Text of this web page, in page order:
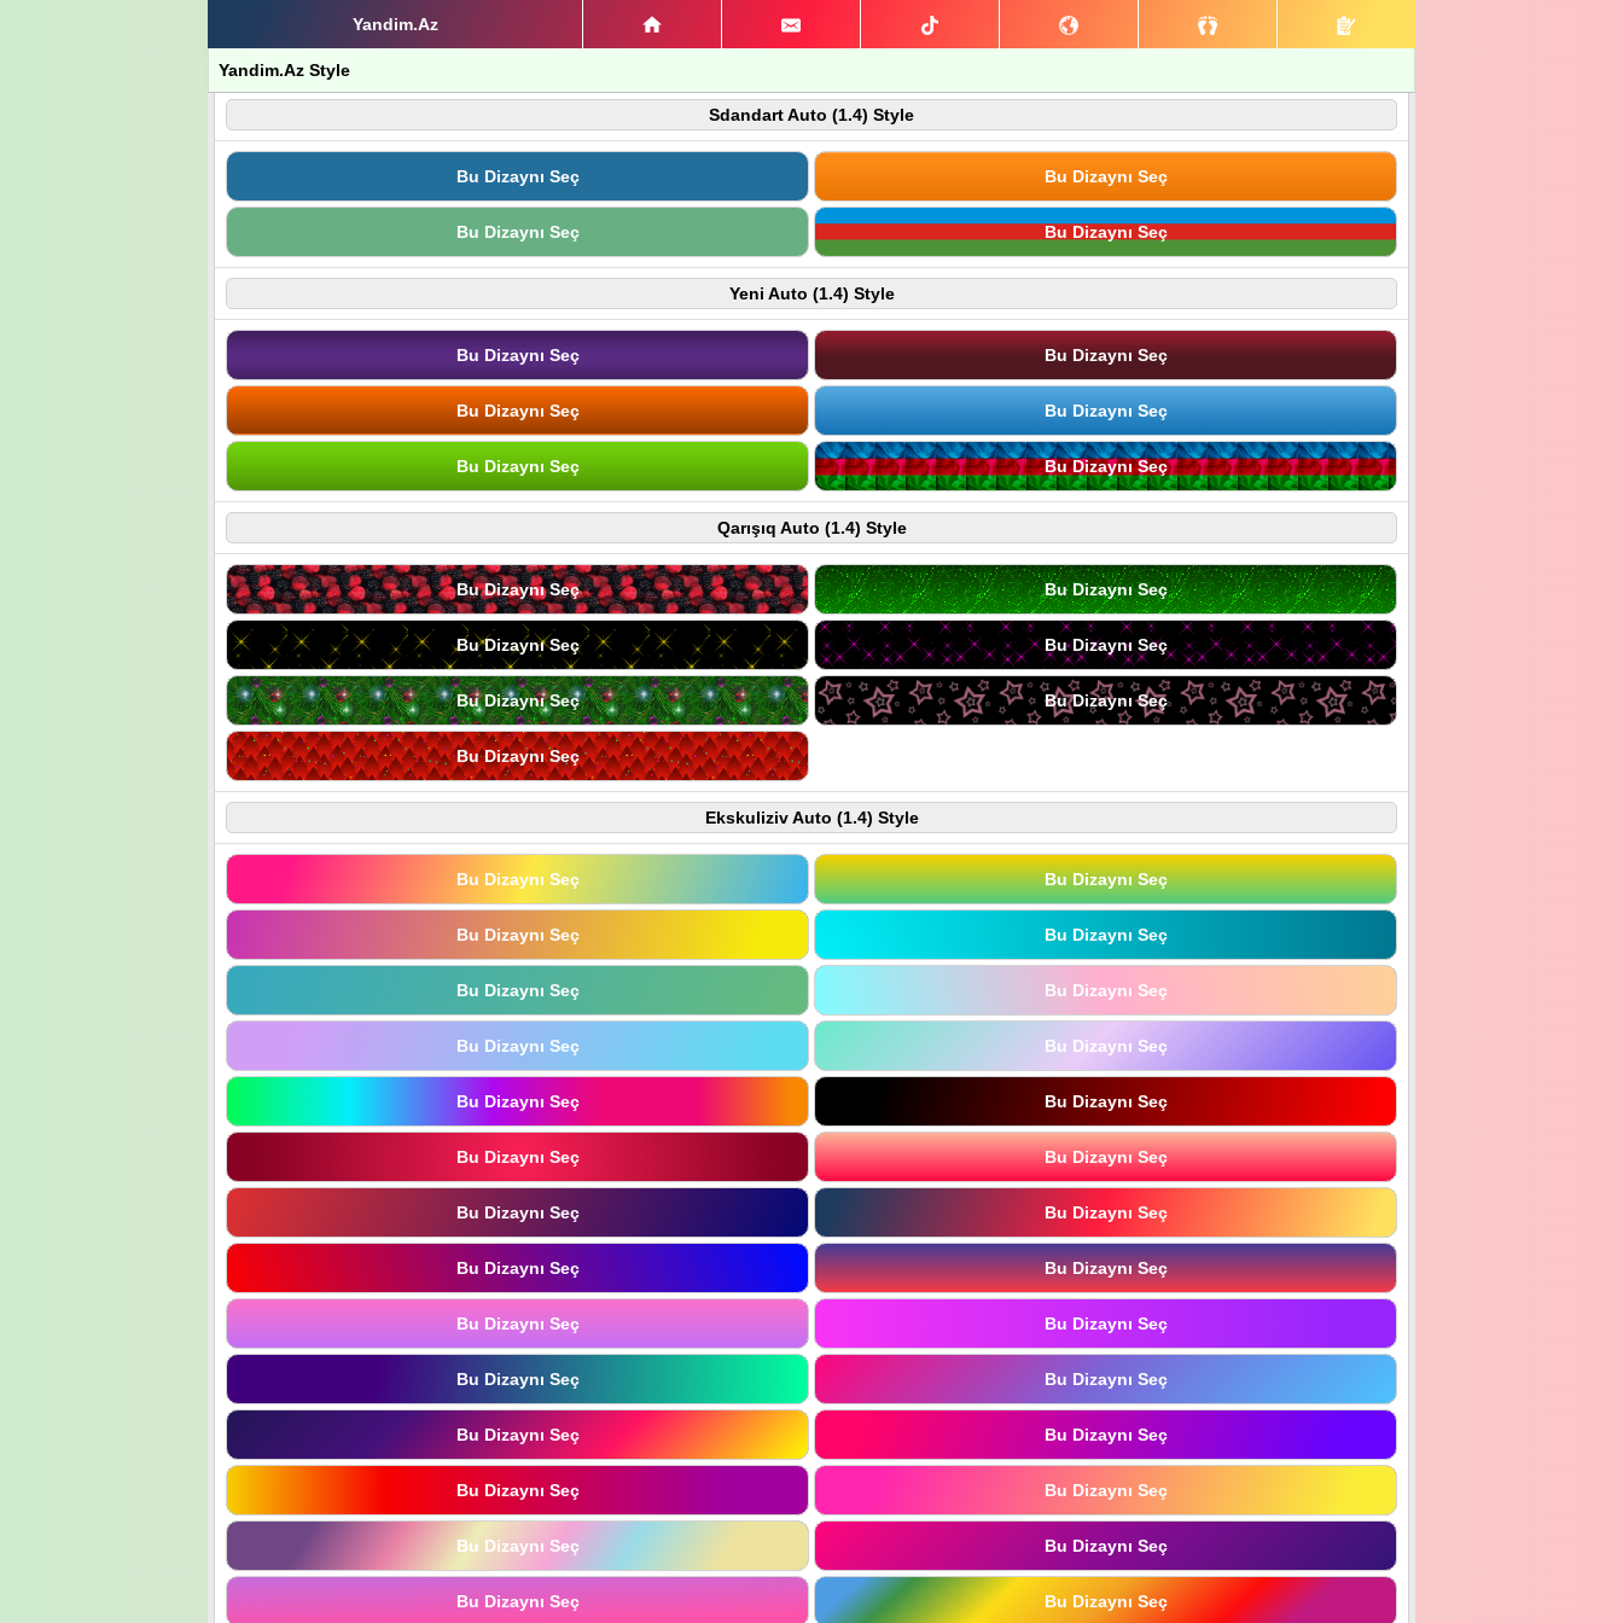
Yandim.Az
Yandim.Az Style
Sdandart Auto (1.4) Style
Bu Dizaynı Seç Bu Dizaynı Seç
Bu Dizaynı Seç Bu Dizaynı Seç
Yeni Auto (1.4) Style
Bu Dizaynı Seç Bu Dizaynı Seç
Bu Dizaynı Seç Bu Dizaynı Seç
Bu Dizaynı Seç Bu Dizaynı Seç
Qarışıq Auto (1.4) Style
Bu Dizaynı Seç Bu Dizaynı Seç
Bu Dizaynı Seç Bu Dizaynı Seç
Bu Dizaynı Seç Bu Dizaynı Seç
Bu Dizaynı Seç
Ekskuliziv Auto (1.4) Style
Bu Dizaynı Seç Bu Dizaynı Seç
Bu Dizaynı Seç Bu Dizaynı Seç
Bu Dizaynı Seç Bu Dizaynı Seç
Bu Dizaynı Seç Bu Dizaynı Seç
Bu Dizaynı Seç Bu Dizaynı Seç
Bu Dizaynı Seç Bu Dizaynı Seç
Bu Dizaynı Seç Bu Dizaynı Seç
Bu Dizaynı Seç Bu Dizaynı Seç
Bu Dizaynı Seç Bu Dizaynı Seç
Bu Dizaynı Seç Bu Dizaynı Seç
Bu Dizaynı Seç Bu Dizaynı Seç
Bu Dizaynı Seç Bu Dizaynı Seç
Bu Dizaynı Seç Bu Dizaynı Seç
Bu Dizaynı Seç Bu Dizaynı Seç